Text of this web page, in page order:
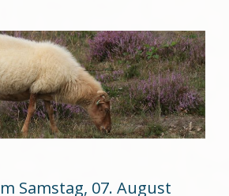
Samstag, 07. August